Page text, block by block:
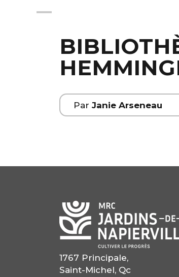
Par Janie Arseneau
1767 Principale,
Saint-Michel, Qc